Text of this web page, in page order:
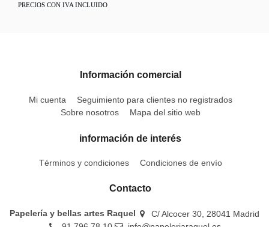
PRECIOS CON IVA INCLUIDO
Información comercial
Mi cuenta
Seguimiento para clientes no registrados
Sobre nosotros
Mapa del sitio web
información de interés
Términos y condiciones Condiciones de envío
Contacto
Papelería y bellas artes Raquel
C/ Alcocer 30, 28041 Madrid